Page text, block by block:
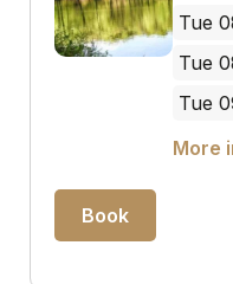
Tue
Tue
Tue
More
Book